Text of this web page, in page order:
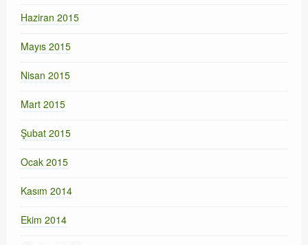
Haziran 2015
Mayıs 2015
Nisan 2015
Mart 2015
Şubat 2015
Ocak 2015
Kasım 2014
Ekim 2014